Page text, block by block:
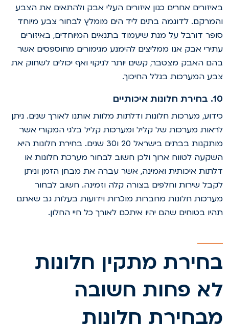
אחרים כגון איזורים העלי אבק ולהתאים את הצבע
לדוגמה בתים ליד הים מומלץ לבחור צבע מיוחד
דורבל על מנת שיעמוד בתנאים המיוחדים, באיזורים
אבק אנו ממליצים להימנע מגימורים מחוספסים אשר
האבק מצטבר, קשים יותר לניקוי ואף יכולים לשחוק את
המערכות בגלל החיכוך.
איכותיים
מערכות חלונות ודלתות מלוות אותנו לאורך שנים. ניתן
מערכות של קליל ומערכות קליל בלגי המקורי אשר
מותקנות בבתים בישראל 20 ו30 שנים. בחירת חלונות היא
לטווח ארוך ולכן חשוב לבחור מערכת חלונות או
איכותית ואמינה, אשר עברה את מבחן הזמן וניתן
שירות וחלפים בצורה קלה וזמינה. חשוב לבחור
חלונות מחברות מוכרות וידועות בעלות גב שאתם
בטוחים שהם יהיו איתכם לאורך כל חיי החלון.
מתקין חלונות
פחות חשובה
חלונות